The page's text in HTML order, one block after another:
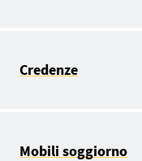
Credenze
Mobili soggiorno